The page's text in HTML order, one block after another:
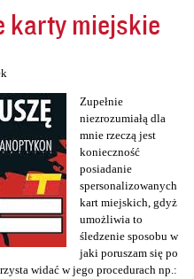
karty miejskie
Zupełnie
niezrozumiałą dla
mnie rzeczą jest
konieczność
posiadanie
spersonalizowanych
kart miejskich, gdyż
umożliwia to
śledzenie sposobu w
jaki poruszam się po
widać w jego procedurach np.: